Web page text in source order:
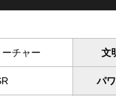
チャー 文
パ